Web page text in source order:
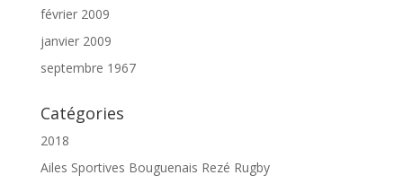
février 2009
janvier 2009
septembre 1967
Catégories
2018
Ailes Sportives Bouguenais Rezé Rugby